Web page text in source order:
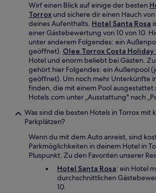
Wirf einen Blick auf einige der besten
Torrox und sichere dir einen Hauch
deines Aufenthalts. Hotel Santa Rosa
einer Gästebewertung von 10 von 10.
unter anderem Folgendes: ein
geöffnet). Olee Torrox Costa Holiday
Hotel und enorm beliebt bei Gästen.
gehört hier Folgendes: ein Außenpool
geöffnet). Um noch mehr Unterkünfte
finden, die mit einem Pool ausgestattet
Hotels.com unter „Ausstattung" nach
Was sind die besten Hotels in Torrox mit
Parkplätzen?
Wenn du mit dem Auto anreist, sind
Parkmöglichkeiten in deinem Hotel in
Pluspunkt. Zu den Favoriten unserer
Hotel Santa Rosa: ein Hotel
durchschnittlichen
10.